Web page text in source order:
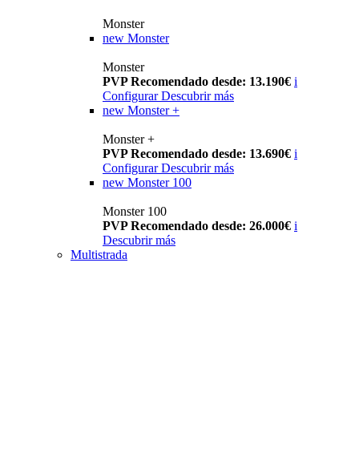
Monster
new Monster
Monster
PVP Recomendado desde: 13.190€ i
Configurar Descubrir más
new Monster +
Monster +
PVP Recomendado desde: 13.690€ i
Configurar Descubrir más
new Monster 100
Monster 100
PVP Recomendado desde: 26.000€ i
Descubrir más
Multistrada